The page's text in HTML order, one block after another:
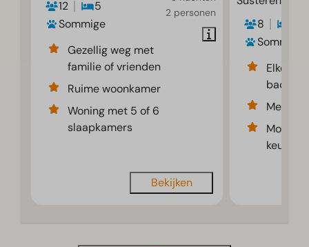
2 personen
12
5
Sommige
Gezellig weg met
familie of vrienden
Ruime woonkamer
Woning met 5 of 6
slaapkamers
Bekijken
8
Sommige
Elke
Met
keuken